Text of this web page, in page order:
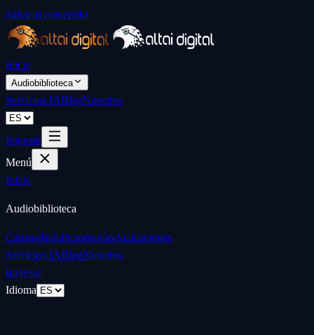
Saltar al contenido
Inicio
Audiobiblioteca
Servicios IABlogNosotros
Ingresar
Menú
Inicio
Audiobiblioteca
CategoríasSubcategoríasAplicaciones
Servicios IABlogNosotros
Ingresar
Idioma